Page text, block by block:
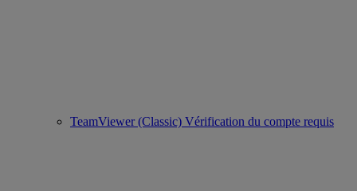
TeamViewer (Classic) Vérification du compte requis